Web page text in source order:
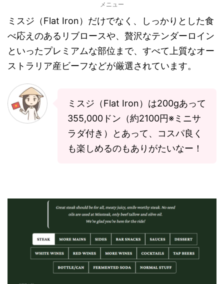
メニュー
ミスジ（Flat Iron）だけでなく、しっかりとした食
べ応えのあるリブロースや、贅沢なテンダーロイン
といったプレミアムな部位まで、すべて上質なオー
ストラリア産ビーフなどが厳選されています。
ミスジ（Flat Iron）は200gあって
355,000ドン（約2100円※ミニサ
ラダ付き）とあって、コスパ良く
も楽しめるのもありがたいなー！